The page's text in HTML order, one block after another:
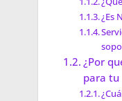
¿Es
¿Por
para tu